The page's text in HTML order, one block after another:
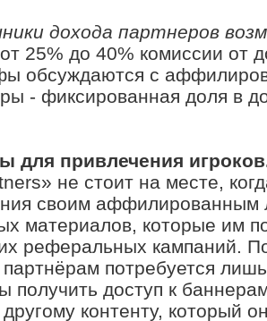
дохода партнеров
25% до 40% комиссии от
обсуждаются с
- фиксированная доля в
для привлечения
не стоит на месте,
своим аффилированным
материалов, которые им
реферальных кампаний.
партнёрам потребуется
получить доступ к
контенту, который